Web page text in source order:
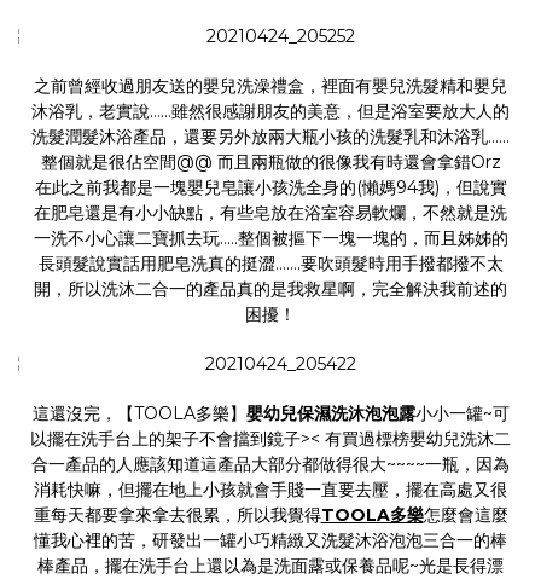
之前曾經收過朋友送的嬰兒洗澡禮盒，裡面有嬰兒洗髮精和嬰兒
沐浴乳，老實說……雖然很感謝朋友的美意，但是浴室要放大人的
洗髮潤髮沐浴產品，還要另外放兩大瓶小孩的洗髮乳和沐浴乳……
整個就是很佔空間@@ 而且兩瓶做的很像我有時還會拿錯Orz
在此之前我都是一塊嬰兒皂讓小孩洗全身的(懶媽94我)，但說實
在肥皂還是有小小缺點，有些皂放在浴室容易軟爛，不然就是洗
一洗不小心讓二寶抓去玩…..整個被摳下一塊一塊的，而且姊姊的
長頭髮說實話用肥皂洗真的挺澀…….要吹頭髮時用手撥都撥不太
開，所以洗沐二合一的產品真的是我救星啊，完全解決我前述的
困擾！
這還沒完，【TOOLA多樂】 嬰幼兒保濕洗沐泡泡露小小一罐~可
以擺在洗手台上的架子不會擋到鏡子>< 有買過標榜嬰幼兒洗沐二
合一產品的人應該知道這產品大部分都做得很大~~~~一瓶，因為
消耗快嘛，但擺在地上小孩就會手賤一直要去壓，擺在高處又很
重每天都要拿來拿去很累，所以我覺得TOOLA多樂怎麼會這麼
懂我心裡的苦，研發出一罐小巧精緻又洗髮沐浴泡泡三合一的棒
棒產品，擺在洗手台上還以為是洗面露或保養品呢~光是長得漂